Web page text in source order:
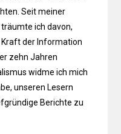
Seit meiner
ich davon,
der Information
zehn Jahren
widme ich mich
unseren Lesern
Berichte zu